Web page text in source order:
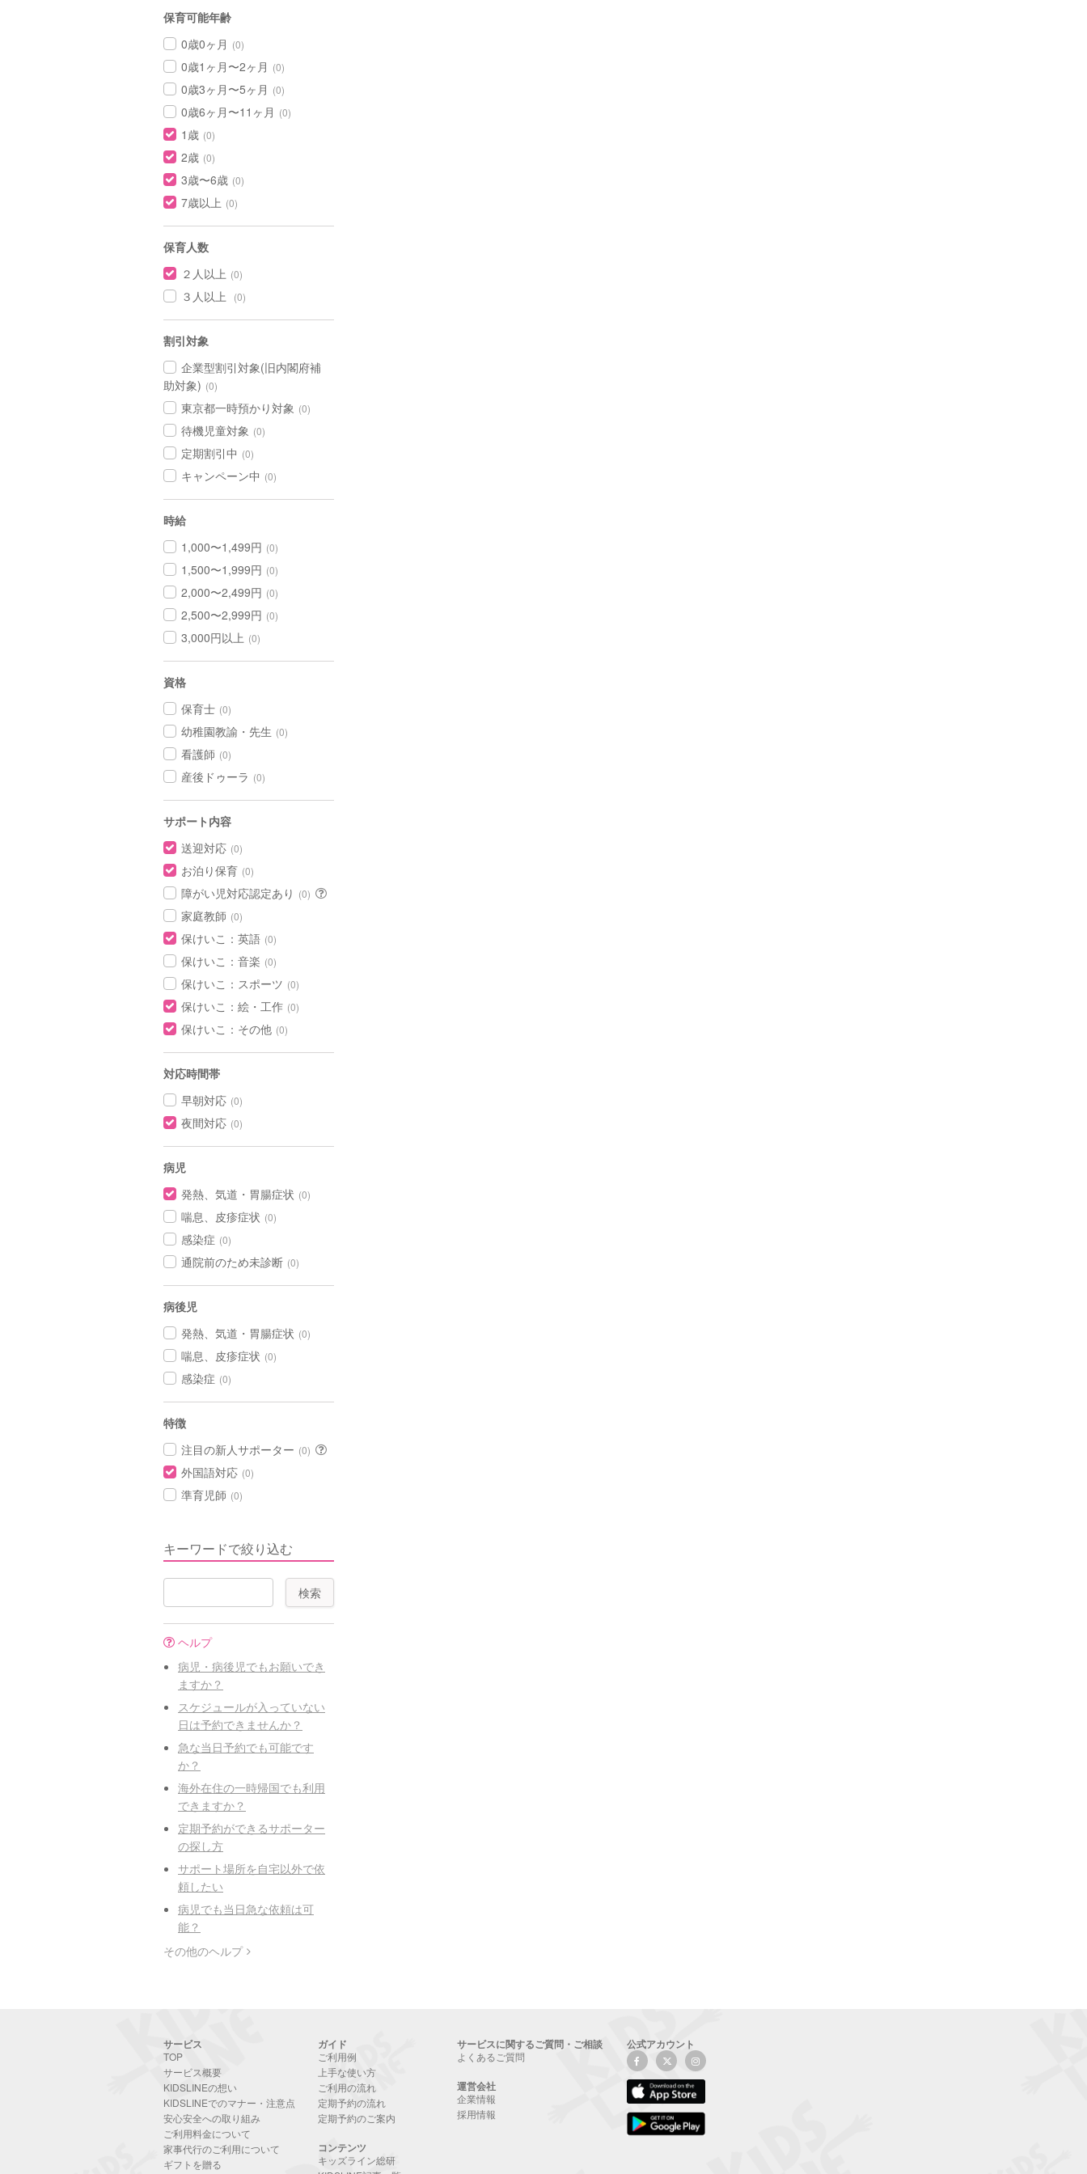
保育可能年齢
0歳0ヶ月 (0)
0歳1ヶ月〜2ヶ月 (0)
0歳3ヶ月〜5ヶ月 (0)
0歳6ヶ月〜11ヶ月 (0)
1歳 (0)
2歳 (0)
3歳〜6歳 (0)
7歳以上 (0)
保育人数
２人以上 (0)
３人以上 (0)
割引対象
企業型割引対象(旧内閣府補
助対象) (0)
東京都一時預かり対象 (0)
待機児童対象 (0)
定期割引中 (0)
キャンペーン中 (0)
時給
1,000〜1,499円 (0)
1,500〜1,999円 (0)
2,000〜2,499円 (0)
2,500〜2,999円 (0)
3,000円以上 (0)
資格
保育士 (0)
幼稚園教諭・先生 (0)
看護師 (0)
産後ドゥーラ (0)
サポート内容
送迎対応 (0)
お泊り保育 (0)
障がい児対応認定あり (0)
家庭教師 (0)
保けいこ：英語 (0)
保けいこ：音楽 (0)
保けいこ：スポーツ (0)
保けいこ：絵・工作 (0)
保けいこ：その他 (0)
対応時間帯
早朝対応 (0)
夜間対応 (0)
病児
発熱、気道・胃腸症状 (0)
喘息、皮疹症状 (0)
感染症 (0)
通院前のため未診断 (0)
病後児
発熱、気道・胃腸症状 (0)
喘息、皮疹症状 (0)
感染症 (0)
特徴
注目の新人サポーター (0)
外国語対応 (0)
準育児師 (0)
キーワードで絞り込む
ヘルプ
病児・病後児でもお願いでき
ますか？
スケジュールが入っていない
日は予約できませんか？
急な当日予約でも可能です
か？
海外在住の一時帰国でも利用
できますか？
定期予約ができるサポーター
の探し方
サポート場所を自宅以外で依
頼したい
病児でも当日急な依頼は可
能？
その他のヘルプ
サービス
TOP
サービス概要
KIDSLINEの想い
KIDSLINEでのマナー・注意点
安心安全への取り組み
ご利用料金について
家事代行のご利用について
ギフトを贈る
ガイド
ご利用例
上手な使い方
ご利用の流れ
定期予約の流れ
定期予約のご案内
コンテンツ
キッズライン総研
サービスに関するご質問・ご相談
よくあるご質問
運営会社
企業情報
採用情報
公式アカウント